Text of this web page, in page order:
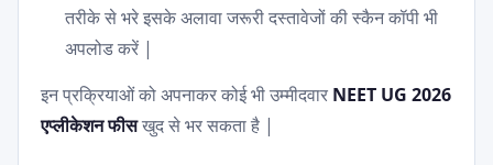
तरीके से भरे इसके अलावा जरूरी दस्तावेजों की स्कैन कॉपी भी
अपलोड करें |
इन प्रक्रियाओं को अपनाकर कोई भी उम्मीदवार NEET UG 2026
एप्लीकेशन फीसखुद से भर सकता है |